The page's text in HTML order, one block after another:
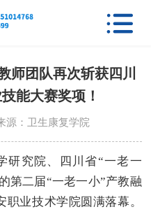

师团队再次斩获四川
能大赛奖项！
源：卫生康复学院
研究院、四川省“一老一
第二届“一老一小”产教融
业技术学院圆满落幕。